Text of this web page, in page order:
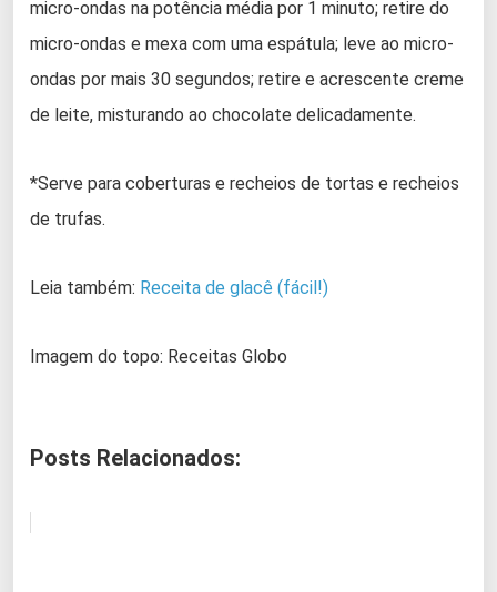
micro-ondas na potência média por 1 minuto; retire do
micro-ondas e mexa com uma espátula; leve ao micro-
ondas por mais 30 segundos; retire e acrescente creme
de leite, misturando ao chocolate delicadamente.
*Serve para coberturas e recheios de tortas e recheios
de trufas.
Leia também: Receita de glacê (fácil!)
Imagem do topo: Receitas Globo
Posts Relacionados: